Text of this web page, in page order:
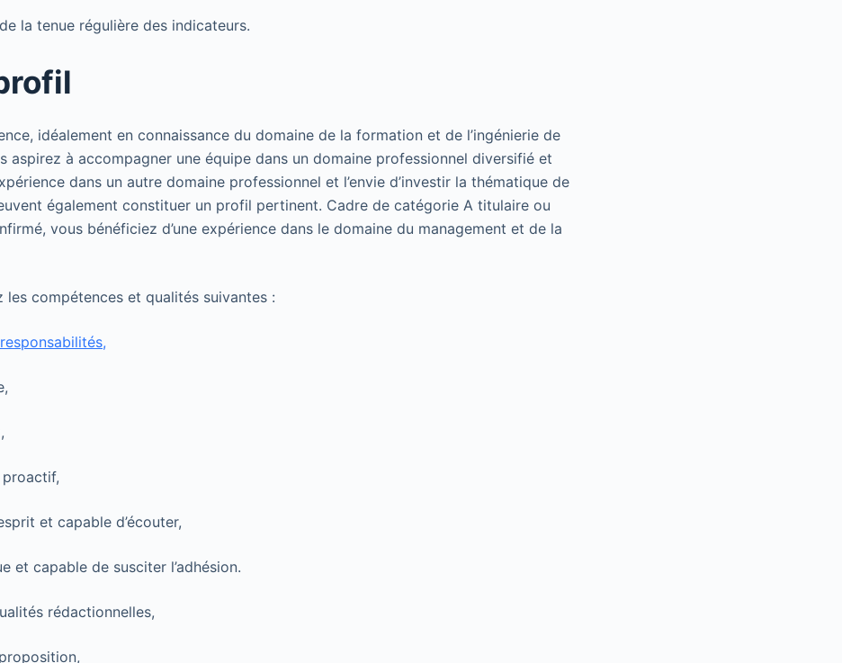
de la tenue régulière des indicateurs.
idéalement en connaissance du domaine de la formation et de l’ingénierie de
aspirez à accompagner une équipe dans un domaine professionnel diversifié et
dans un autre domaine professionnel et l’envie d’investir la thématique de
également constituer un profil pertinent. Cadre de catégorie A titulaire ou
vous bénéficiez d’une expérience dans le domaine du management et de la
les compétences et qualités suivantes :
et capable d’écouter,
et capable de susciter l’adhésion.
rédactionnelles,